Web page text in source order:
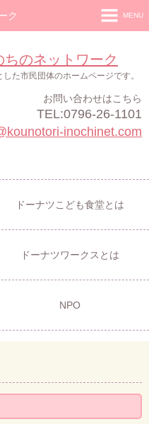
ク
のネットワーク
た市民団体のホームページです。
お問い合わせはこちら
TEL:0796-26-1101
inochinet.com
MENU
イン」
ドーナツこども食堂とは
ドーナツワークスとは
NPO